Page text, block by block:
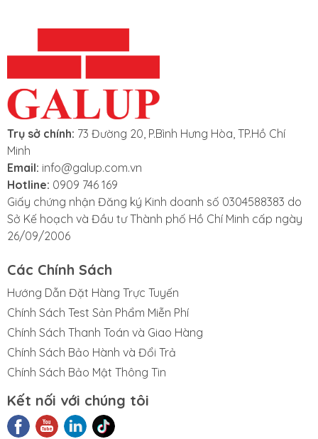
Trụ sở chính: 73 Đường 20, P.Bình Hưng Hòa, TP.Hồ Chí
Minh
Email: info@galup.com.vn
Hotline: 0909 746 169
Giấy chứng nhận Đăng ký Kinh doanh số 0304588383 do
Sở Kế hoạch và Đầu tư Thành phố Hồ Chí Minh cấp ngày
26/09/2006
Các Chính Sách
Hướng Dẫn Đặt Hàng Trực Tuyến
Chính Sách Test Sản Phẩm Miễn Phí
Chính Sách Thanh Toán và Giao Hàng
Chính Sách Bảo Hành và Đổi Trả
Chính Sách Bảo Mật Thông Tin
Kết nối với chúng tôi